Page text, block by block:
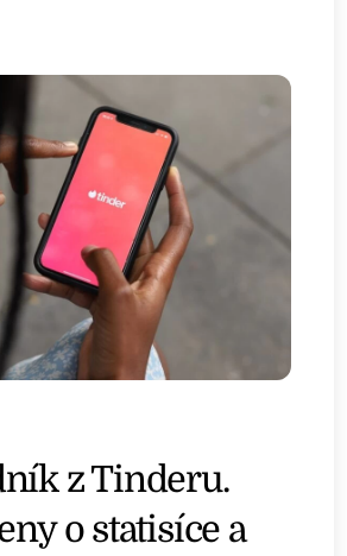
z Tinderu.
o statisíce a